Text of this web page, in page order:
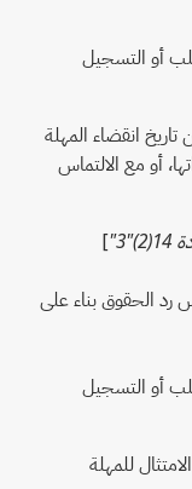
أو التسجيل
انقضاء المهلة
أو مع الالتماس
]
رد الحقوق بناء على
أو التسجيل
للمهلة